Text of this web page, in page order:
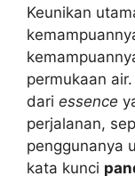
Keunikan
permukaan
dari essence
perjalanan,
penggunanya
kata kunci